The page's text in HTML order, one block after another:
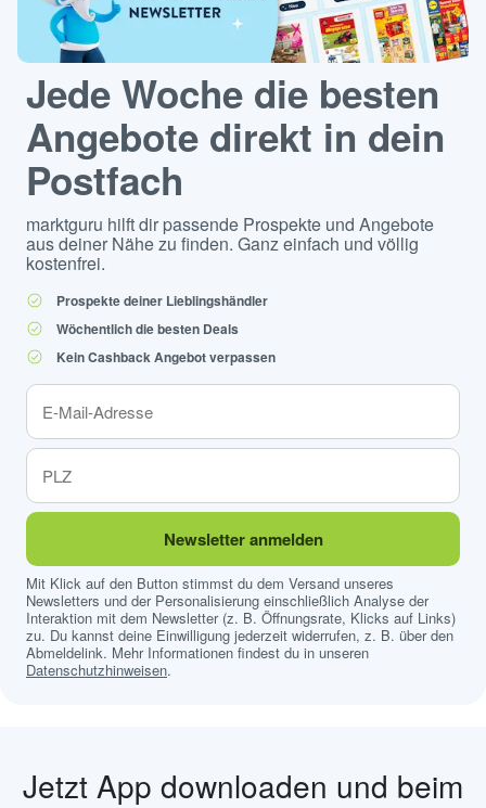
Jede Woche die besten
Angebote direkt in dein
Postfach
marktguru hilft dir passende Prospekte und Angebote
aus deiner Nähe zu finden. Ganz einfach und völlig
kostenfrei.
Prospekte deiner Lieblingshändler
Wöchentlich die besten Deals
Kein Cashback Angebot verpassen
Newsletter anmelden
Mit Klick auf den Button stimmst du dem Versand unseres
Newsletters und der Personalisierung einschließlich Analyse der
Interaktion mit dem Newsletter (z. B. Öffnungsrate, Klicks auf Links)
zu. Du kannst deine Einwilligung jederzeit widerrufen, z. B. über den
Abmeldelink. Mehr Informationen findest du in unseren
Datenschutzhinweisen.
Jetzt App downloaden und beim